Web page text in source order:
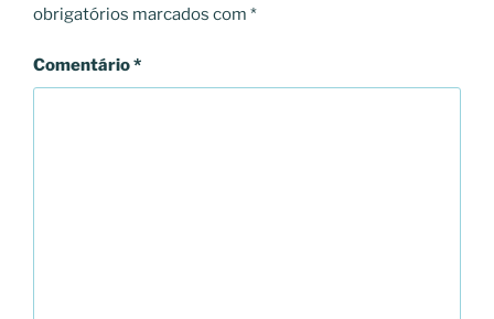
obrigatórios marcados com *
Comentário*